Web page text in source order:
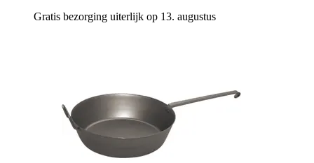
Gratis bezorging uiterlijk op 13. augustus